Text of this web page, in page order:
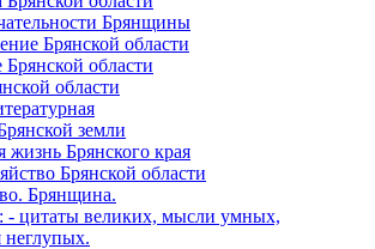
Брянщины
Брянской области
области
области
земли
жизнь Брянского края
Брянской области
Брянщина.
- цитаты великих, мысли умных,
неглупых.